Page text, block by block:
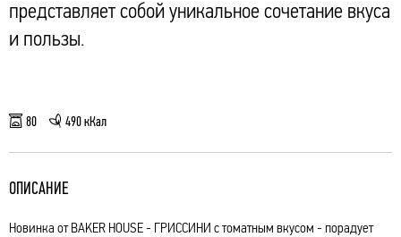
представляет собой уникальное сочетание вкуса
и пользы.
80 490 кКал
ОПИСАНИЕ
Новинка от BAKER HOUSE - ГРИССИНИ с томатным вкусом - порадует